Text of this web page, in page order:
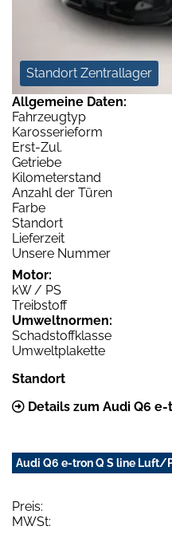
Standort Zentrallager
Allgemeine Daten:
Fahrzeugtyp
Karosserieform
Erst-Zul.
Getriebe
Kilometerstand
Anzahl der Türen
Farbe
Standort
Lieferzeit
Unsere Nummer
Motor:
kW / PS
Treibstoff
Umweltnormen:
Schadstoffklasse
Umweltplakette
Standort
Details zum Audi Q6
Audi Q6 e-tron Q S line
Preis:
MWSt: